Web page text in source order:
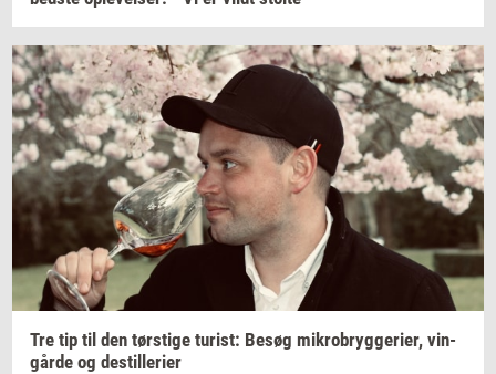
Tre tip til den tørsti­ge turist: Besøg mi­kro­bryg­ge­ri­er, vin­
går­de og destil­le­ri­er